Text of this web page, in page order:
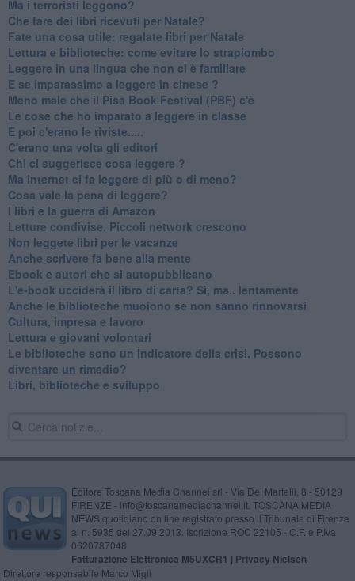
Ma i terroristi leggono?
​Che fare dei libri ricevuti per Natale?
​Fate una cosa utile: regalate libri per Natale
​Lettura e biblioteche: come evitare lo strapiombo
Leggere in una lingua che non ci è familiare
​E se imparassimo a leggere in cinese ?
​Meno male che il Pisa Book Festival (PBF) c'è
​Le cose che ho imparato a leggere in classe
​E poi c'erano le riviste.....
​C'erano una volta gli editori
​Chi ci suggerisce cosa leggere ?
​Ma internet ci fa leggere di più o di meno?
​Cosa vale la pena di leggere?
I libri e la guerra di Amazon
​Letture condivise. Piccoli network crescono
​Non leggete libri per le vacanze
​Anche scrivere fa bene alla mente
​Ebook e autori che si autopubblicano
​L'e-book ucciderà il libro di carta? Sì, ma.. lentamente
​Anche le biblioteche muoiono se non sanno rinnovarsi
​Cultura, impresa e lavoro
​Lettura e giovani volontari
​Le biblioteche sono un indicatore della crisi. Possono
diventare un rimedio?
​Libri, biblioteche e sviluppo
Editore Toscana Media Channel srl - Via Dei Martelli, 8 - 50129
FIRENZE - info@toscanamediachannel.it. TOSCANA MEDIA
NEWS quotidiano on line registrato presso il Tribunale di Firenze
al n. 5935 del 27.09.2013. Iscrizione ROC 22105 - C.F. e P.Iva
0620787048
Fatturazione Elettronica M5UXCR1 | Privacy Nielsen
Direttore responsabile Marco Migli